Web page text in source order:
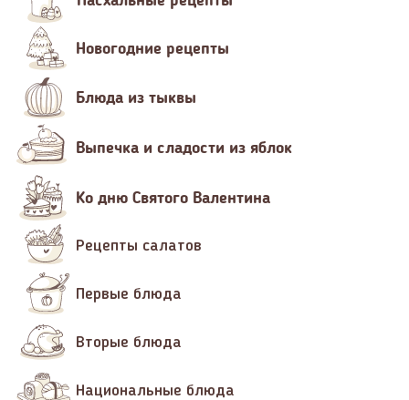
Новогодние рецепты
Блюда из тыквы
Выпечка и сладости из яблок
Ко дню Святого Валентина
Рецепты салатов
Первые блюда
Вторые блюда
Национальные блюда